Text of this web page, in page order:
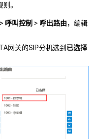
。
> 呼叫控制 > 呼出路由，编辑
网关的SIP分机选到 已选择